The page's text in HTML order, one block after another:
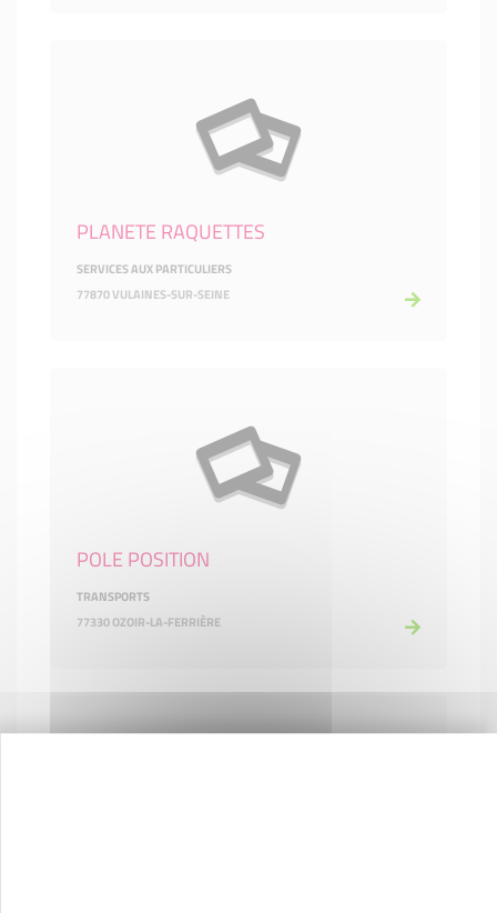
PLANETE RAQUETTES
SERVICES AUX PARTICULIERS
77870 VULAINES-SUR-SEINE
POLE POSITION
TRANSPORTS
77330 OZOIR-LA-FERRIÈRE